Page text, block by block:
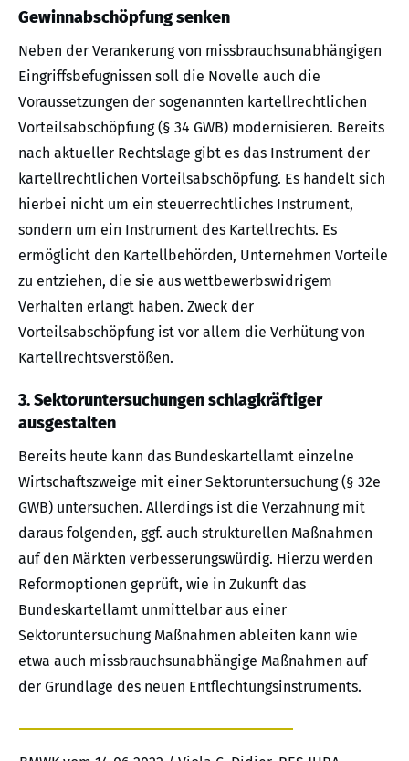
Gewinnabschöpfung senken
Neben der Verankerung von missbrauchsunabhängigen
Eingriffsbefugnissen soll die Novelle auch die
Voraussetzungen der sogenannten kartellrechtlichen
Vorteilsabschöpfung (§ 34 GWB) modernisieren. Bereits
nach aktueller Rechtslage gibt es das Instrument der
kartellrechtlichen Vorteilsabschöpfung. Es handelt sich
hierbei nicht um ein steuerrechtliches Instrument,
sondern um ein Instrument des Kartellrechts. Es
ermöglicht den Kartellbehörden, Unternehmen Vorteile
zu entziehen, die sie aus wettbewerbswidrigem
Verhalten erlangt haben. Zweck der
Vorteilsabschöpfung ist vor allem die Verhütung von
Kartellrechtsverstößen.
3. Sektoruntersuchungen schlagkräftiger
ausgestalten
Bereits heute kann das Bundeskartellamt einzelne
Wirtschaftszweige mit einer Sektoruntersuchung (§ 32e
GWB) untersuchen. Allerdings ist die Verzahnung mit
daraus folgenden, ggf. auch strukturellen Maßnahmen
auf den Märkten verbesserungswürdig. Hierzu werden
Reformoptionen geprüft, wie in Zukunft das
Bundeskartellamt unmittelbar aus einer
Sektoruntersuchung Maßnahmen ableiten kann wie
etwa auch missbrauchsunabhängige Maßnahmen auf
der Grundlage des neuen Entflechtungsinstruments.